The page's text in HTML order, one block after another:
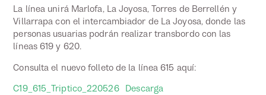
La línea unirá Marlofa, La Joyosa, Torres de Berrellén y
Villarrapa con el intercambiador de La Joyosa, donde las
personas usuarias podrán realizar transbordo con las
líneas 619 y 620.
Consulta el nuevo folleto de la línea 615 aquí:
C19_615_Triptico_220526
Descarga